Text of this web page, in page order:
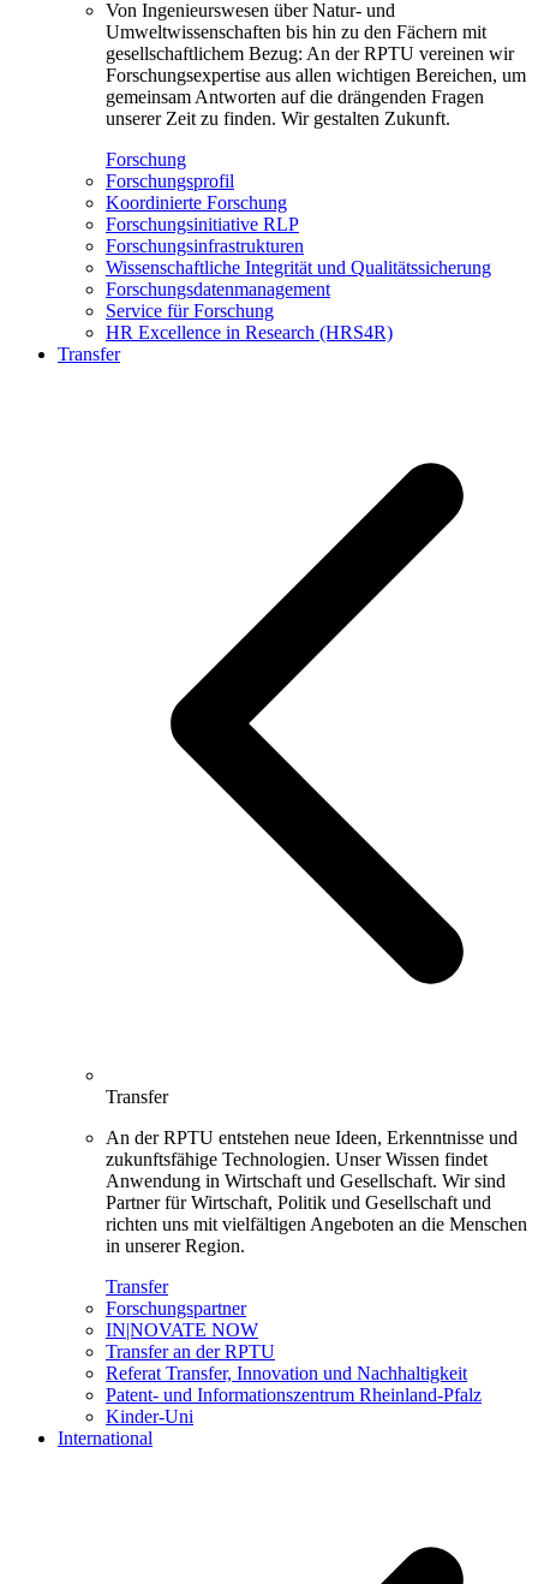
Von Ingenieurswesen über Natur- und
Umweltwissenschaften bis hin zu den Fächern mit
gesellschaftlichem Bezug: An der RPTU vereinen wir
Forschungsexpertise aus allen wichtigen Bereichen, um
gemeinsam Antworten auf die drängenden Fragen
unserer Zeit zu finden. Wir gestalten Zukunft.
Forschung
Forschungsprofil
Koordinierte Forschung
Forschungsinitiative RLP
Forschungsinfrastrukturen
Wissenschaftliche Integrität und Qualitätssicherung
Forschungsdatenmanagement
Service für Forschung
HR Excellence in Research (HRS4R)
Transfer
Transfer
An der RPTU entstehen neue Ideen, Erkenntnisse und
zukunftsfähige Technologien. Unser Wissen findet
Anwendung in Wirtschaft und Gesellschaft. Wir sind
Partner für Wirtschaft, Politik und Gesellschaft und
richten uns mit vielfältigen Angeboten an die Menschen
in unserer Region.
Transfer
Forschungspartner
IN|NOVATE NOW
Transfer an der RPTU
Referat Transfer, Innovation und Nachhaltigkeit
Patent- und Informationszentrum Rheinland-Pfalz
Kinder-Uni
International